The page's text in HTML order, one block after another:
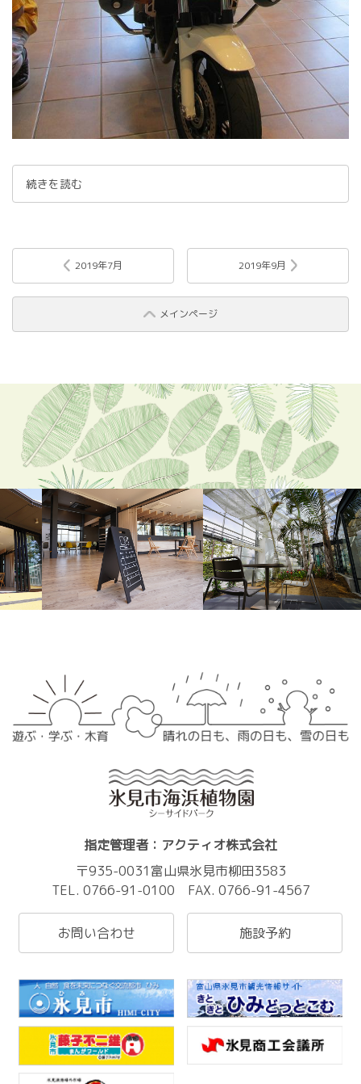
続きを読む
2019年7月
メインページ
2019年9月
指定管理者：アクティオ株式会社
〒935-0031富山県氷見市柳田3583
TEL. 0766-91-0100 FAX. 0766-91-4567
お問い合わせ 施設予約